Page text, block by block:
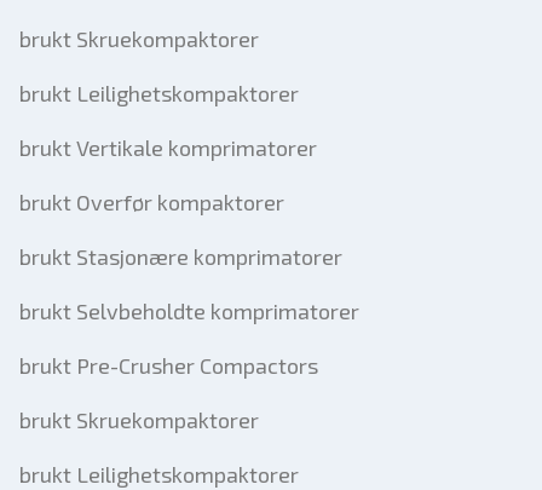
brukt Skruekompaktorer
brukt Leilighetskompaktorer
brukt Vertikale komprimatorer
brukt Overfør kompaktorer
brukt Stasjonære komprimatorer
brukt Selvbeholdte komprimatorer
brukt Pre-Crusher Compactors
brukt Skruekompaktorer
brukt Leilighetskompaktorer